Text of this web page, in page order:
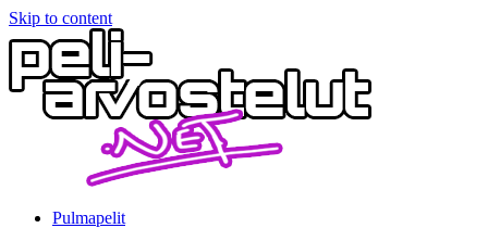
Skip to content
Pulmapelit